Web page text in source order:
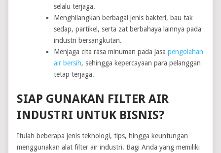
selalu terjaga.
Menghilangkan berbagai jenis bakteri, bau tak
sedap, partikel, serta zat berbahaya lainnya pada
industri bersangkutan.
Menjaga cita rasa minuman pada jasapengolahan
air bersih, sehingga kepercayaan para pelanggan
tetap terjaga.
SIAP GUNAKAN FILTER AIR
INDUSTRI UNTUK BISNIS?
Itulah beberapa jenis teknologi, tips, hingga keuntungan
menggunakan alat filter air industri. Bagi Anda yang memiliki